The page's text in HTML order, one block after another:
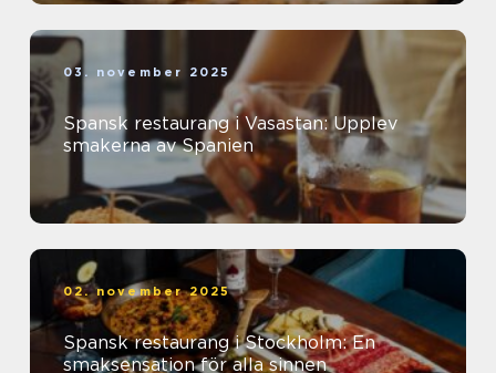
03. november 2025
Spansk restaurang i Vasastan: Upplev
smakerna av Spanien
02. november 2025
Spansk restaurang i Stockholm: En
smaksensation för alla sinnen